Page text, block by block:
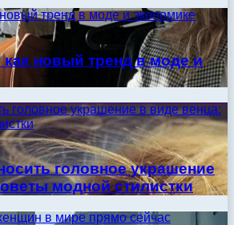
тренд в моде и экономике
новый тренд в моде и
головное украшение в виде венца:
головное украшение
модной стилистки
в мире прямо сейчас